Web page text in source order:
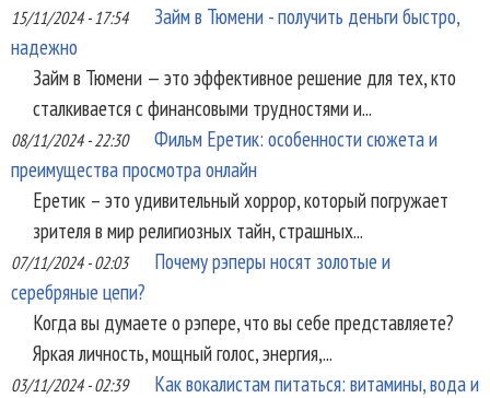
15/11/2024 - 17:54
Займ в Тюмени - получить деньги быстро,
надежно
Займ в Тюмени — это эффективное решение для тех, кто
сталкивается с финансовыми трудностями и...
08/11/2024 - 22:30
Фильм Еретик: особенности сюжета и
преимущества просмотра онлайн
Еретик – это удивительный хоррор, который погружает
зрителя в мир религиозных тайн, страшных...
07/11/2024 - 02:03
Почему рэперы носят золотые и
серебряные цепи?
Когда вы думаете о рэпере, что вы себе представляете?
Яркая личность, мощный голос, энергия,...
03/11/2024 - 02:39
Как вокалистам питаться: витамины, вода и